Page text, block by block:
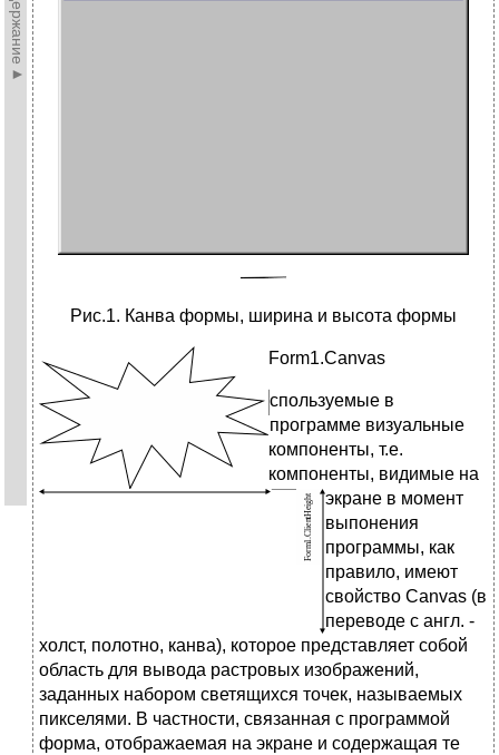
Рис.1. Канва формы, ширина и высота формы
Form1.Canvas
спользуемые в
программе визуальные
компоненты, т.е.
компоненты, видимые на
экране в момент
выпонения
программы, как
правило, имеют
свойство Canvas (в
переводе с англ. -
холст, полотно, канва), которое представляет собой
область для вывода растровых изображений,
заданных набором светящихся точек, называемых
пикселями. В частности, связанная с программой
форма, отображаемая на экране и содержащая те